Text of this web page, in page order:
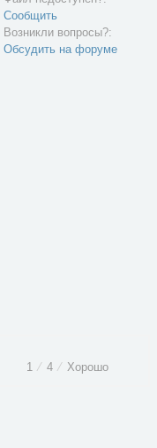
Сообщить
Возникли вопросы?:
Обсудить на форуме
1 ⁄ 4 ⁄ Хорошо